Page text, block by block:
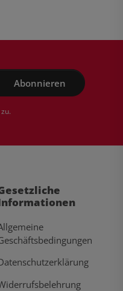
Abonnieren
zu.